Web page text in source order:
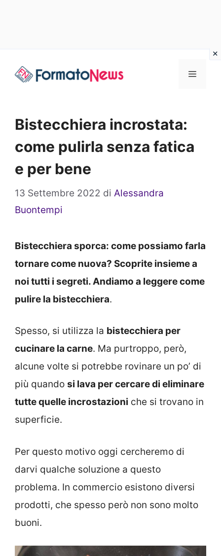
Menu
Bistecchiera incrostata:
come pulirla senza fatica
e per bene
13 Settembre 2022 di Alessandra
Buontempi
Bistecchiera sporca: come possiamo farla
tornare come nuova? Scoprite insieme a
noi tutti i segreti. Andiamo a leggere come
pulire la bistecchiera.
Spesso, si utilizza la bistecchiera per
cucinare la carne. Ma purtroppo, però,
alcune volte si potrebbe rovinare un po’ di
più quando si lava per cercare di eliminare
tutte quelle incrostazioni che si trovano in
superficie.
Per questo motivo oggi cercheremo di
darvi qualche soluzione a questo
problema. In commercio esistono diversi
prodotti, che spesso però non sono molto
buoni.